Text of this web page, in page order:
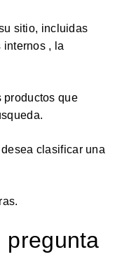
sitio, incluidas
internos , la
productos que
clasificar una
pregunta